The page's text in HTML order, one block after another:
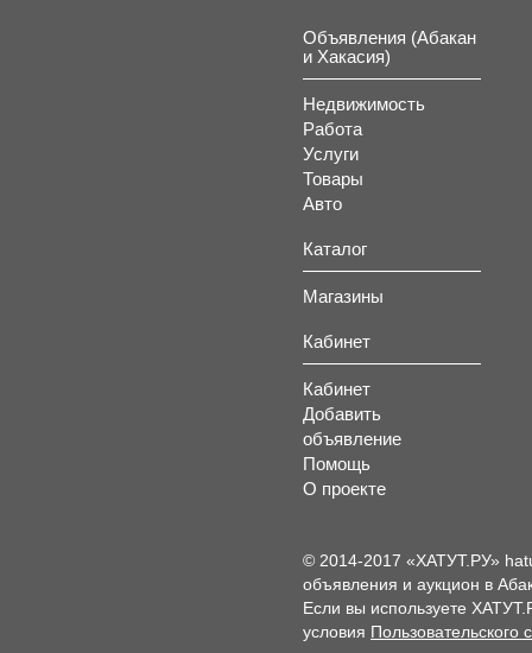
Объявления (Абакан
и Хакасия)
Недвижимость
Работа
Услуги
Товары
Авто
Каталог
Магазины
Кабинет
Кабинет
Добавить
объявление
Помощь
О проекте
© 2014-2017 «ХАТУТ.РУ»
объявления и аукцион в
Если вы используете
условия Пользовательского